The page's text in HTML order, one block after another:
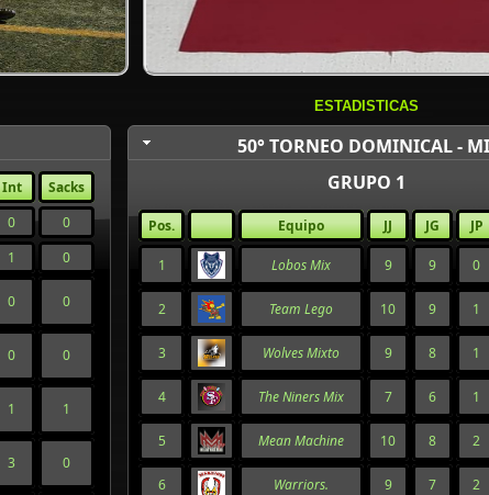
Int
Sacks
0
0
1 0
0 0
0 0
1 1
3 0
ESTADISTICAS
50° TORNEO DOMINICAL -
GRUPO 1
Pos. Equipo JJ JG JP
1 Lobos Mix 9 9 0
2 Team Lego 10 9 1
3 Wolves Mixto 9 8 1
4 The Niners Mix 7 6 1
5 Mean Machine 10 8 2
6 Warriors. 9 7 2